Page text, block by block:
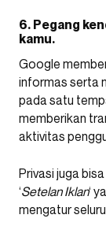
6. Pegang
kamu.
Google
informas serta
pada satu
memberikan
aktivitas
Privasi juga
‘Setelan Iklan‘
mengatur